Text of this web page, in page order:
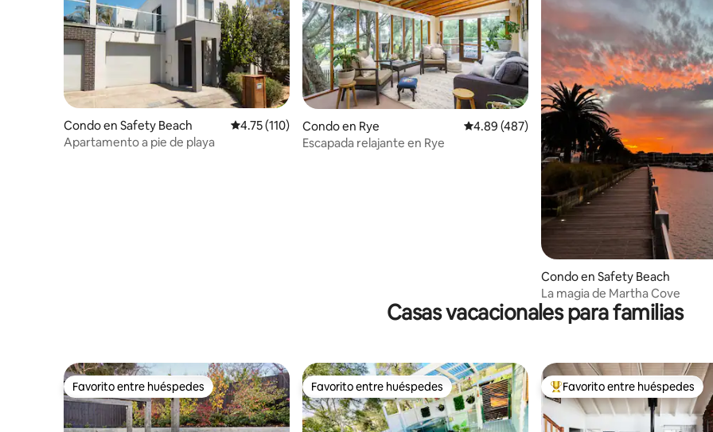
Condo en Safety Beach Calificación promedio: 4.75 de 5, 110 reseñas
4.75 (110)
Apartamento a pie de playa
Condo en Rye Calificación promedio: 4.89 de 5, 487 reseñas
4.89 (487)
Escapada relajante en Rye
Condo en Safety Beach
La magia de Martha Cove
Casas vacacionales para familias
Favorito entre huéspedes
Favorito entre huéspedes Favorito entre huéspedes
Favorito entre huéspedes Favorito entre huéspedes
Favorito entre huéspedes